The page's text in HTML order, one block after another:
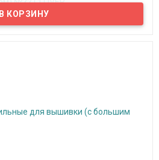
покрытие и уникальную
вдевание нити.
широкое ушко - идеальны для